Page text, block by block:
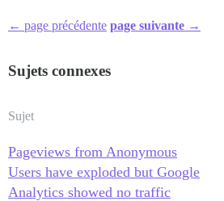
← page précédente page suivante →
Sujets connexes
Sujet
Pageviews from Anonymous
Users have exploded but Google
Analytics showed no traffic